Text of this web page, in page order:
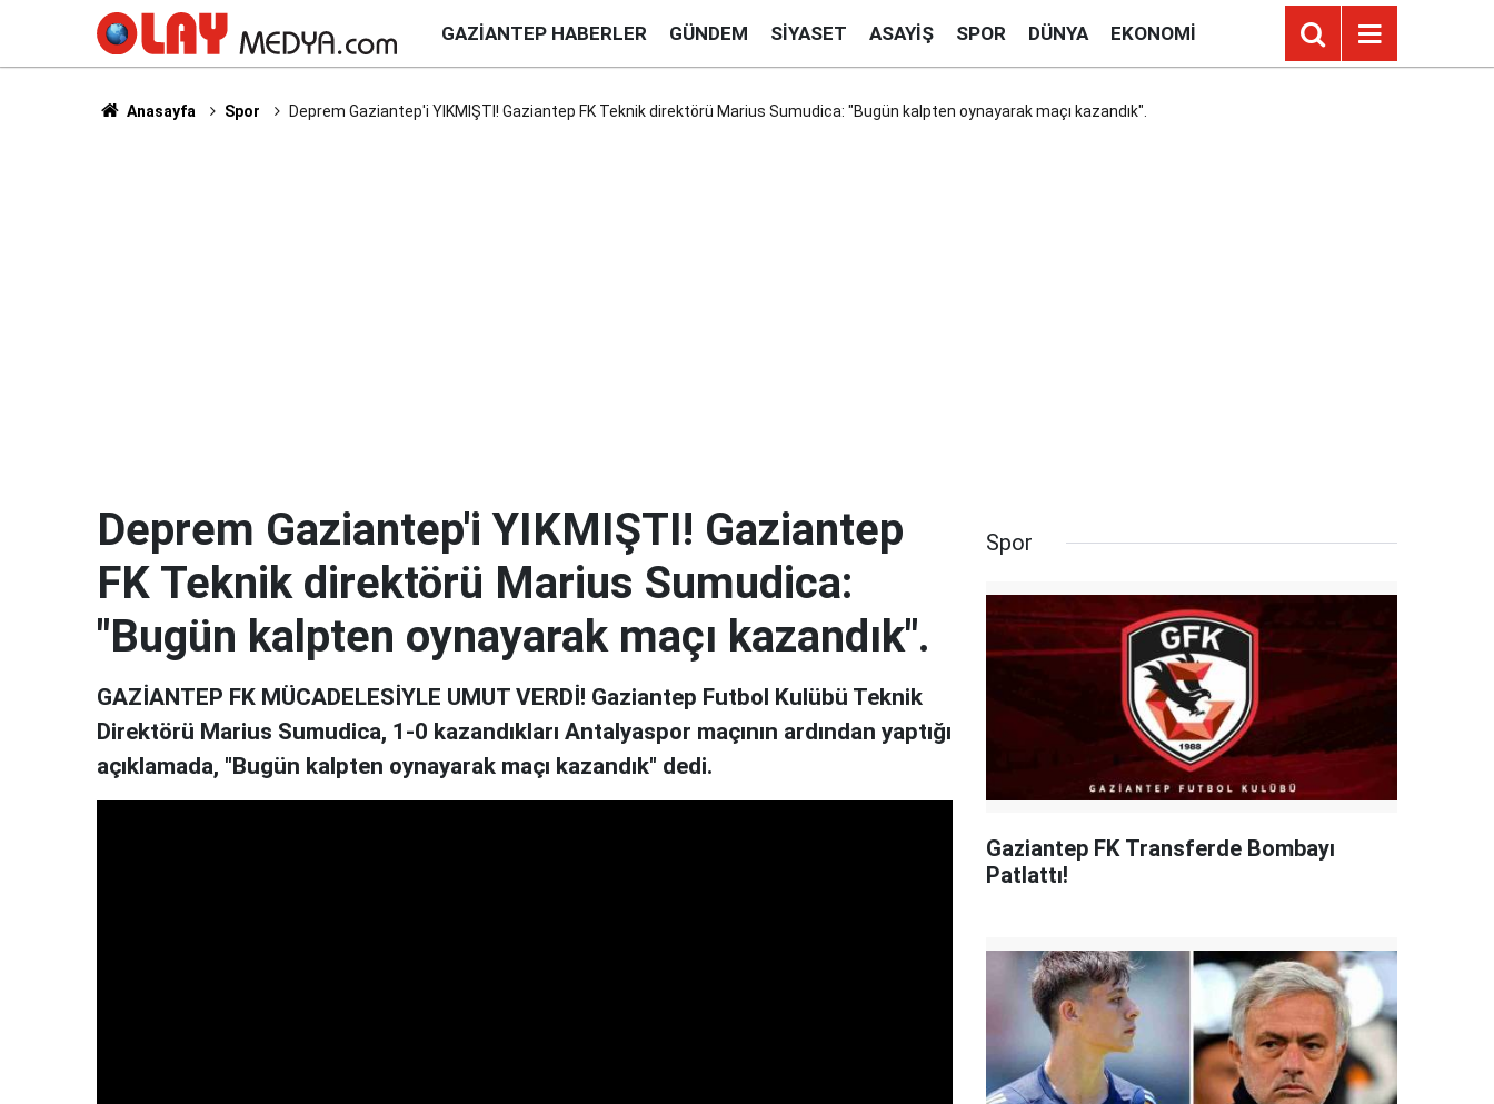
GAZIANTEP HABERLER GÜNDEM SIYASET ASAYIŞ SPOR DÜNYA EKONOMI
Anasayfa Spor Deprem Gaziantep'i YIKMIŞTI! Gaziantep FK Teknik direktörü Marius Sumudica: "Bugün kalpten oynayarak maçı kazandık".
Deprem Gaziantep'i YIKMIŞTI! Gaziantep
FK Teknik direktörü Marius Sumudica:
"Bugün kalpten oynayarak maçı kazandık".
GAZİANTEP FK MÜCADELESİYLE UMUT VERDİ! Gaziantep Futbol Kulübü Teknik
Direktörü Marius Sumudica, 1-0 kazandıkları Antalyaspor maçının ardından yaptığı
açıklamada, "Bugün kalpten oynayarak maçı kazandık" dedi.
Spor
Gaziantep FK Transferde Bombayı
Patlattı!